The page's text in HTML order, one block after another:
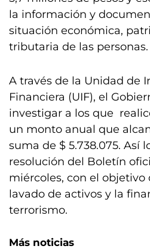
la información y
situación económica,
tributaria de las personas.
A través de la Unidad de
Financiera (UIF), el
investigar a los que
un monto anual que
suma de $ 5.738.075. Así
resolución del Boletín
miércoles, con el objetivo
lavado de activos y la
terrorismo.
Más noticias